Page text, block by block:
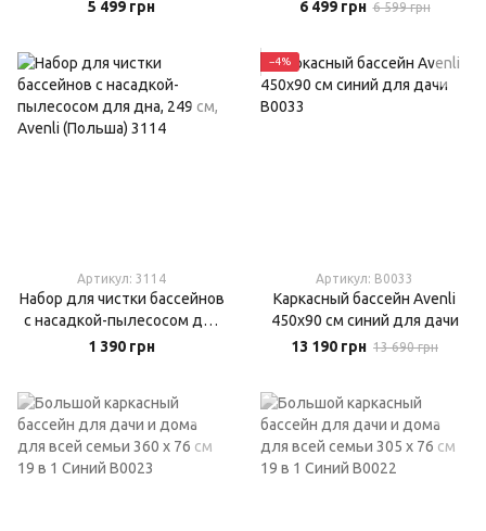
5 499 грн 6 499 грн 6 599 грн
Артикул: 3114
Набор для чистки бассейнов
с насадкой-пылесосом для
дна, 249 см, Avenli (Польша)
1 390 грн
−4%
Артикул: B0033
Каркасный бассейн Avenli
450х90 см синий для дачи
13 190 грн 13 690 грн